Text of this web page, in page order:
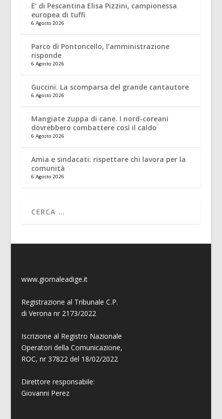
E’ di Pescantina Elisa Pizzini, campionessa
europea di tuffi
6 Agosto 2026
Parco di Pontoncello, l’amministrazione
risponde
6 Agosto 2026
Guccini. La scomparsa del grande cantautore
6 Agosto 2026
Mangiate zuppa di cane. I nord-coreani
dovrebbero combattere così il caldo
6 Agosto 2026
Amia e sindacati: rispettare chi lavora per la
comunità
6 Agosto 2026
www.giornaleadige.it
Registrazione al Tribunale C.P.
di Verona nr 2173/2022
Iscrizione al Registro Nazionale
Operatori della Comunicazione,
ROC, nr 37822 del 18/02/2022
Direttore responsabile:
Giovanni Perez